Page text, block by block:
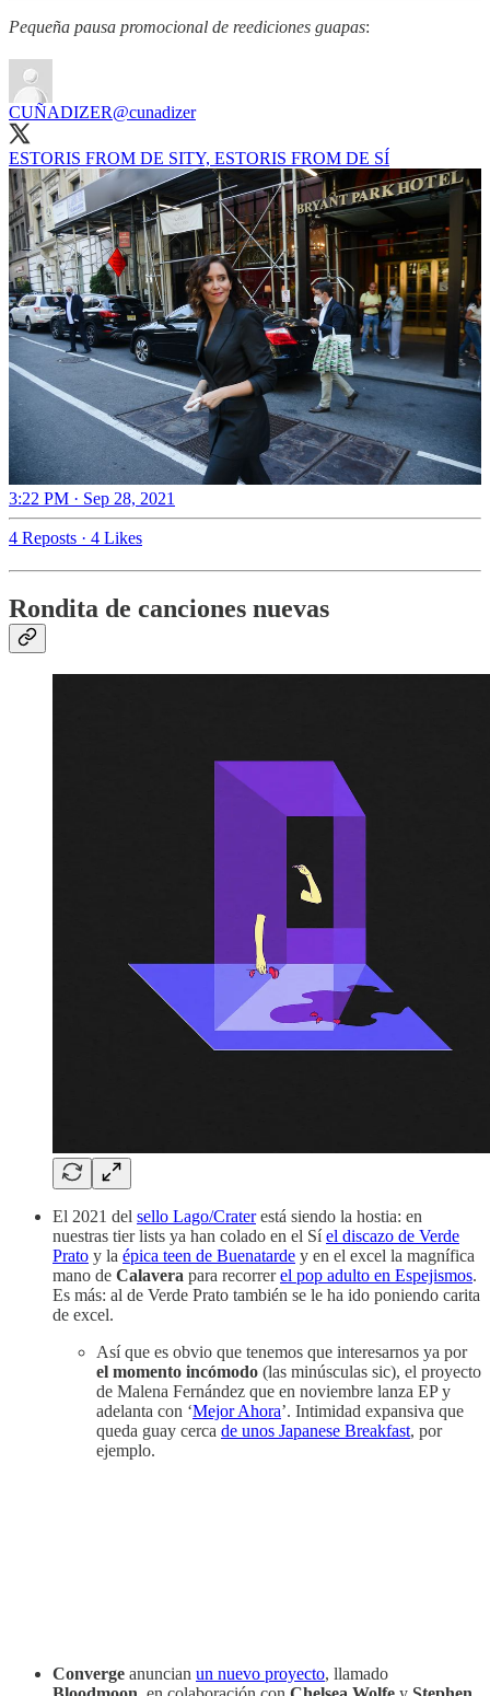
Pequeña pausa promocional de reediciones guapas:
CUÑADIZER@cunadizer
ESTORIS FROM DE SITY, ESTORIS FROM DE SÍ
3:22 PM · Sep 28, 2021
4 Reposts · 4 Likes
Rondita de canciones nuevas
El 2021 del sello Lago/Craterestá siendo la hostia: en
nuestras tier lists ya han colado en el Síel discazo de Verde
Prato y la épica teen de Buenatarde y en el excel la magnífica
mano de Calavera para recorrerel pop adulto en Espejismos.
Es más: al de Verde Prato también se le ha ido poniendo carita
de excel.
Así que es obvio que tenemos que interesarnos ya por
el momento incómodo (las minúsculas sic), el proyecto
de Malena Fernández que en noviembre lanza EP y
adelanta con ‘Mejor Ahora’. Intimidad expansiva que
queda guay cerca de unos Japanese Breakfast, por
ejemplo.
Converge anuncian un nuevo proyecto, llamado